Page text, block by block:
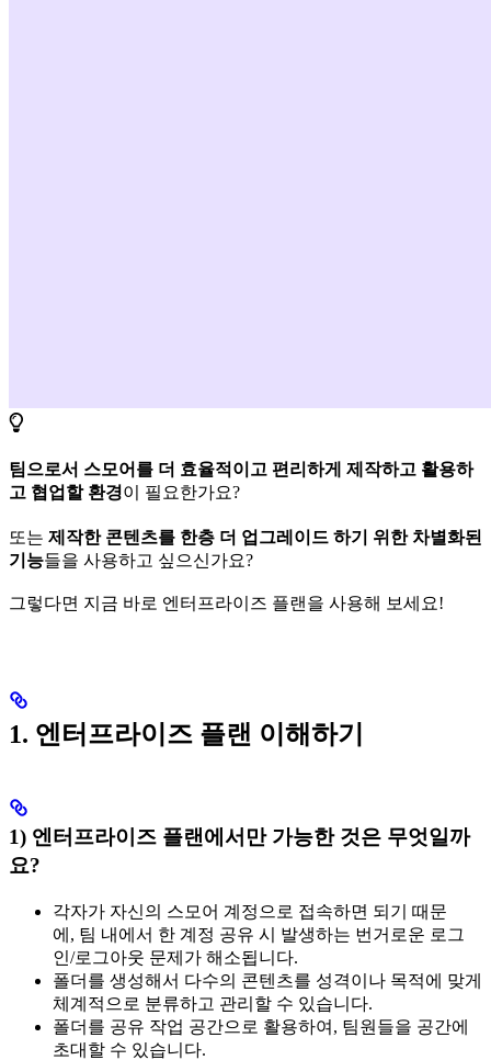
팀으로서 스모어를 더 효율적이고 편리하게 제작하고 활용하
고 협업할 환경이 필요한가요?
또는 제작한 콘텐츠를 한층 더 업그레이드 하기 위한 차별화된
기능들을 사용하고 싶으신가요?
그렇다면 지금 바로 엔터프라이즈 플랜을 사용해 보세요!
1. 엔터프라이즈 플랜 이해하기
1) 엔터프라이즈 플랜에서만 가능한 것은 무엇일까
요?
각자가 자신의 스모어 계정으로 접속하면 되기 때문
에, 팀 내에서 한 계정 공유 시 발생하는 번거로운 로그
인/로그아웃 문제가 해소됩니다.
폴더를 생성해서 다수의 콘텐츠를 성격이나 목적에 맞게
체계적으로 분류하고 관리할 수 있습니다.
폴더를 공유 작업 공간으로 활용하여, 팀원들을 공간에
초대할 수 있습니다.